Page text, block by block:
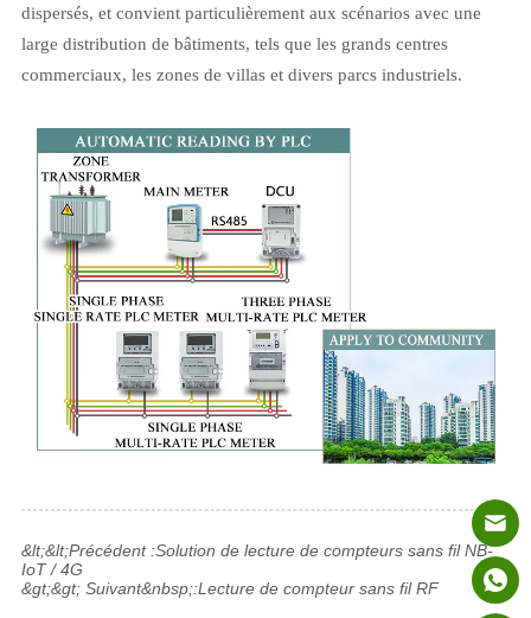
dispersés, et convient particulièrement aux scénarios avec une
large distribution de bâtiments, tels que les grands centres
commerciaux, les zones de villas et divers parcs industriels.
&lt;&lt;Précédent :Solution de lecture de compteurs sans fil NB-
IoT / 4G
&gt;&gt; Suivant&nbsp;:Lecture de compteur sans fil RF